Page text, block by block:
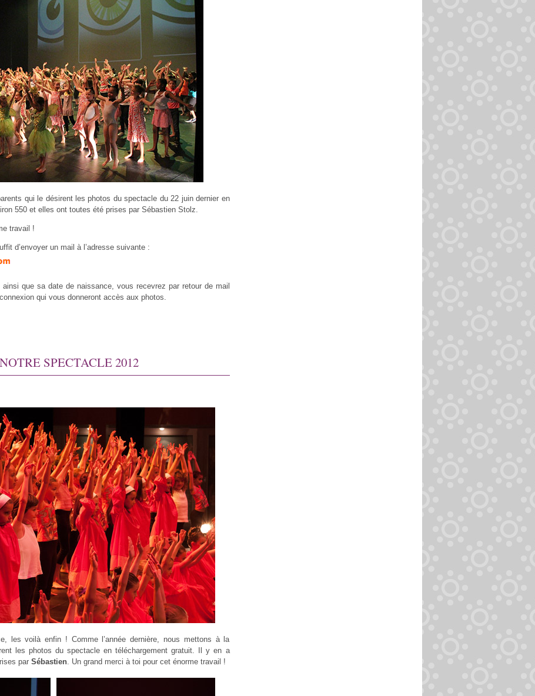
qui le désirent les photos du spectacle du 22 juin dernier en
550 et elles ont toutes été prises par Sébastien Stolz.
travail !
d’envoyer un mail à l’adresse suivante :
que sa date de naissance, vous recevrez par retour de mail
qui vous donneront accès aux photos.
SPECTACLE 2012
les voilà enfin ! Comme l’année dernière, nous mettons à la
les photos du spectacle en téléchargement gratuit. Il y en a
par Sébastien. Un grand merci à toi pour cet énorme travail !